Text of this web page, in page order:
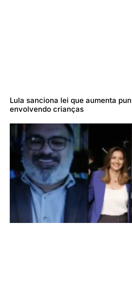
Lula sanciona lei que aumenta
envolvendo crianças